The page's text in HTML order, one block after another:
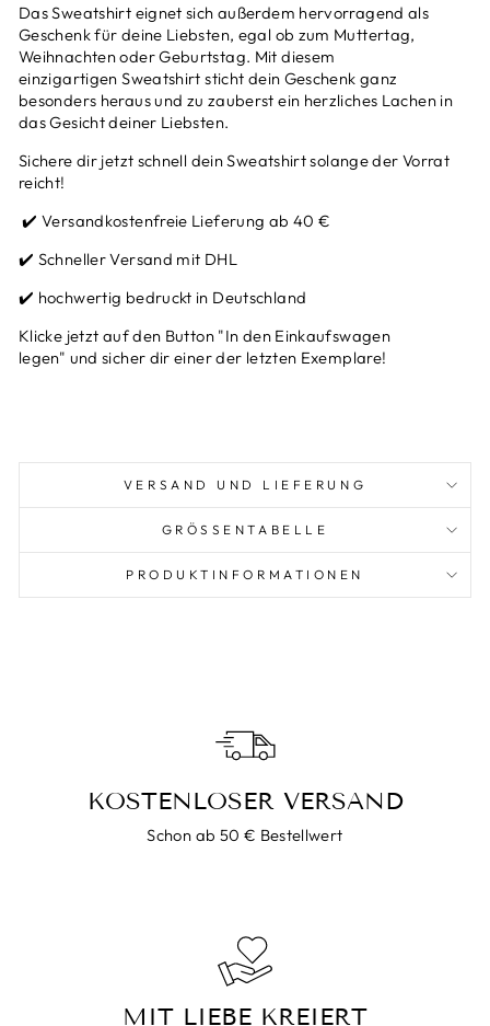
Das Sweatshirt eignet sich außerdem hervorragend als
Geschenk für deine Liebsten, egal ob zum Muttertag,
Weihnachten oder Geburtstag. Mit diesem
einzigartigen Sweatshirt sticht dein Geschenk ganz
besonders heraus und zu zauberst ein herzliches Lachen in
das Gesicht deiner Liebsten.
Sichere dir jetzt schnell dein Sweatshirt solange der Vorrat
reicht!
✔️ Versandkostenfreie Lieferung ab 40 €
✔️ Schneller Versand mit DHL
✔️ hochwertig bedruckt in Deutschland
Klicke jetzt auf den Button "In den Einkaufswagen
legen" und sicher dir einer der letzten Exemplare!
VERSAND UND LIEFERUNG
GRÖSSENTABELLE
PRODUKTINFORMATIONEN
KOSTENLOSER VERSAND
Schon ab 50 € Bestellwert
MIT LIEBE KREIERT